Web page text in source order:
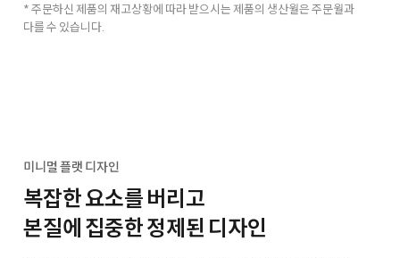
* 주문하신 제품의 재고상황에 따라 받으시는 제품의 생산월은 주문월과
다를 수 있습니다.
미니멀 플랫 디자인
복잡한 요소를 버리고
본질에 집중한 정제된 디자인